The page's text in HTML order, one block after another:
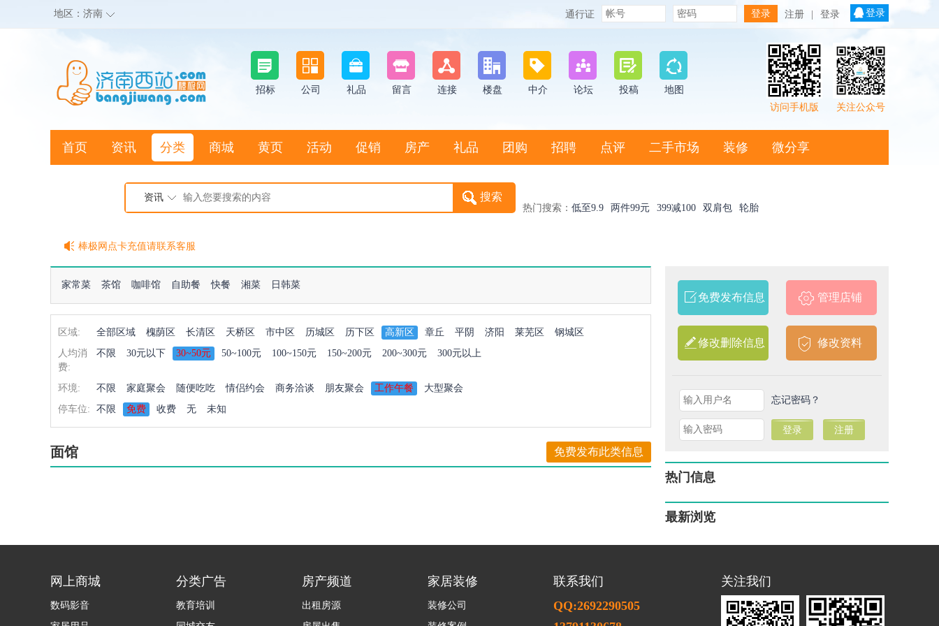
地区： 济南 通行证 注册 登录 登录
招标 公司 礼品 留言 连接 楼盘 中介 论坛 投稿
地图
关注公众号
访问手机版
首页 资讯 分类 商城 黄页 活动 促销 房产 礼品 团购 招聘 点评 二手市场 装修 微分享
资讯
热门搜索： 低至9.9 两件99元 399减100 双肩包 轮胎
棒极网点卡充值请联系客服
客服QQ:2692290505
充100送20
家常菜 茶馆 咖啡馆 自助餐 快餐 湘菜 日韩菜
区域: 全部区域 槐荫区 长清区 天桥区 市中区 历城区 历下区 高新区 章丘 平阴 济阳 莱芜区
钢城区
人均消
费:
不限 30元以下 30~50元 50~100元 100~150元 150~200元 200~300元 300元以上
环境: 不限 家庭聚会 随便吃吃 情侣约会 商务洽谈 朋友聚会 工作午餐
大型聚会
停车位:
不限 免费 收费 无 未知
面馆 免费发布此类信息
免费发布信息 管理店铺
修改删除信息 修改资料
忘记密码？
热门信息
最新浏览
网上商城
数码影音
分类广告
教育培训
房产频道
出租房源
家居装修
装修公司
联系我们
QQ:2692290505
关注我们